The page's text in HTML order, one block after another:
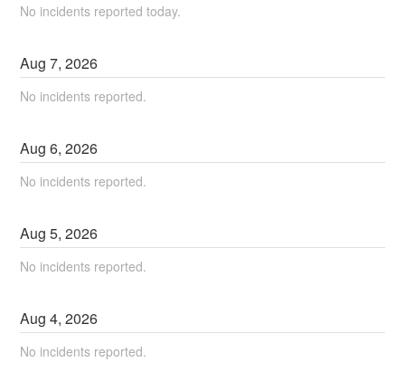
No incidents reported today.
Aug7,2026
No incidents reported.
Aug6,2026
No incidents reported.
Aug5,2026
No incidents reported.
Aug4,2026
No incidents reported.